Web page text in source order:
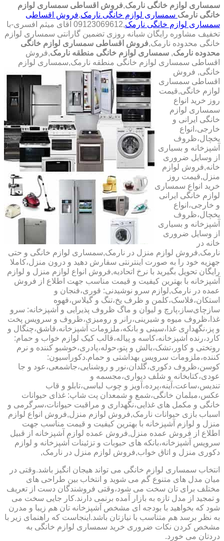
سمساری لوازم خانگی نارمک,فروش اقساطی سمساری لوازم
خانگی نارمک سمساری لوازم خانگی نارمک,فروش اقساطی
سمساری لوازم خانگی نارمک
,09123069612 آقای میثم افسری-با
تخفیف مشاوره رایگان شبانه روزی تضمین گارانتی سمساری لوازم
خانگی محدوده نارمک,فروش اقساطی سمساری لوازم خانگی
محدوده نارمک, سمساری لوازم خانگی منطقه نارمک,فروش
اقساطی سمساری لوازم خانگی منطقه نارمک,سمساری لوازم
خانگی, فروش
اقساطی سمساری
لوازم خانگی,قیمت
روز خرید انواع
سمساری لوازم
خانگی ایرانی و
خارجی،انواع
یخچال،ظروف
آشپزخانه و بسیاری
از وسایل ضروری
خانه,فروش لوازم
منزل,قیمت روز
خرید انواع سمساری
لوازم خانگی ایرانی
و خارجی،انواع
یخچال،ظروف
آشپزخانه و بسیاری
از وسایل ضروری
خانه در
نارمک,فروش لوازم منزل در نارمک,سمساری لوازم خانگی و حتی
جهزیه خود را به صورت اینترنتی سفارش دهید و درون منزل،کاملا
رایگان تحویل بگیرید با نرخ اتحادیه,فروش انواع لوازم منزل و لوازم
آشپزخانه با بهترین کیفیت و قیمت مناسب جهت اطلاع از فروش
عمده در نارمک,لوازم سرو نوشیدنی: قوری،فنجان و
استکان،فلاسک،کلمن و ظرف یخ،تنگ و گیلاس،قهوه
سازچای‌ساز،پارچ و لیوان و ماگ ظروف پذیرایی و آشپزخانه: سرو
غذا،ظروف میوه و شیرینی،رانر و رومیزی،ظروف و سرویس پخت
و پز،نگهداری غذا،سینی و بانکه،ملزومات آشپزخانه،قاشق،چنگال و
کارد،رنده آشپزخانه،کاسه و پیاله،قالب کیک لوازم خواب و حمام:
روتختی و کاور،تشک،بالش و پتو،حوله،پادری،خوشبو کننده و نرم
کننده،ملزومات سرویس بهداشتی و حمام.دکوراسیون:
کوسن،ظروف دکوری،گلدان،نور و روشنایی،جاشمعی،عود و جا
عودی،کتابخانه و شلف دیواری،مجسمه و
تندیس،ساعت،آینه،پرده،آویز و چوب لباسی،تابلو و قاب
عکس،مبلمان خانگی،شمع و شمعدان پت شاپ: غذای حیوانات
خانگی و مکمل های غذایی،نگهداری و مراقبت حیوانات،سرگرمی و
اسباب بازی حیوانات نارمک,فروش لوازم منزل,فروش انواع لوازم
منزل و لوازم آشپزخانه با بهترین کیفیت و قیمت مناسب جهت
اطلاع از فروش عمده منزل,فروش عمده لوازم آشپزخانه از قبیل
سرویس آشپزخانه،بانکه های حبوبات و تزئینات آشپزخانه و لوازم
دکوری منزل و اتاق خواب,فروش لوازم منزل در نارمک,
انتخاب سمساری لوازم خانگی می تواند هیجان انگیز باشد.وقتی در
میان مدل های متنوع گم می شوید و انتخاب بین طراحی های
مختلف برای تان سخت می شود،وقتی فروشندگان دست از تعریف
و تمجید از مدل تازه به بازار آمده برنمی دارند.کار جایی سخت می
شود که بخواهید با بودجه ای مشخص آشپزخانه تان هم زیبا و مدرن
به نظر برسد هم متناسب با نیازتان باشد.اینجاست که راهنمای زیر با
مشخص کردن نکات ضروری خرید سمساری لوازم خانگی به
دردتان می خورد.